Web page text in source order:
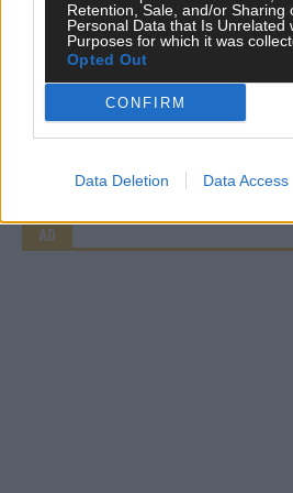
Retention, Sale, and/or Sharing
Personal Data that Is Unrelated
Purposes for which it was
Opted Out
CONFIRM
Data Deletion Data Access
WERBE BEI UNS!
CHECK UNS AUF FACEBOOK
AD